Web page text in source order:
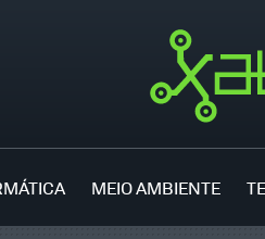
MEIO AMBIENTE